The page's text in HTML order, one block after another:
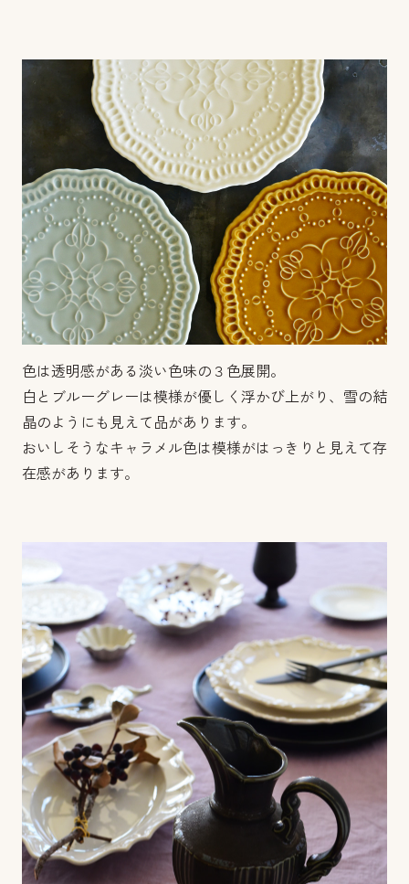
色は透明感がある淡い色味の３色展開。
白とブルーグレーは模様が優しく浮かび上がり、雪の結
晶のようにも見えて品があります。
おいしそうなキャラメル色は模様がはっきりと見えて存
在感があります。